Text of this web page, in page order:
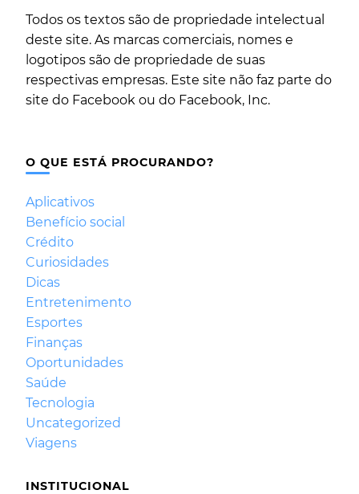
Todos os textos são de propriedade intelectual
deste site. As marcas comerciais, nomes e
logotipos são de propriedade de suas
respectivas empresas. Este site não faz parte do
site do Facebook ou do Facebook, Inc.
O QUE ESTÁ PROCURANDO?
Aplicativos
Benefício social
Crédito
Curiosidades
Dicas
Entretenimento
Esportes
Finanças
Oportunidades
Saúde
Tecnologia
Uncategorized
Viagens
INSTITUCIONAL